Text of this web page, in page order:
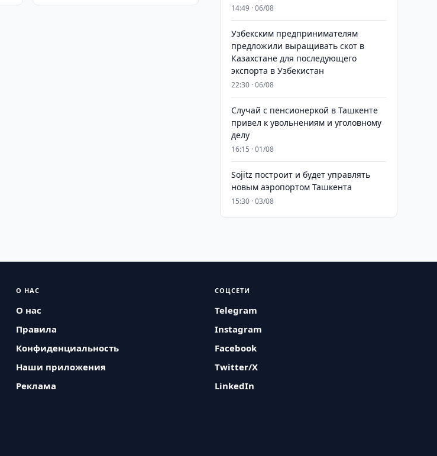
14:49 · 06/08
Узбекским предпринимателям
предложили выращивать скот в
Казахстане для последующего
экспорта в Узбекистан
22:30 · 06/08
Случай с пенсионеркой в Ташкенте
привел к увольнениям и уголовному
делу
16:15 · 01/08
Sojitz построит и будет управлять
новым аэропортом Ташкента
15:30 · 03/08
О НАС
О нас
Правила
Конфиденциальность
Наши приложения
Реклама
СОЦСЕТИ
Telegram
Instagram
Facebook
Twitter/X
LinkedIn